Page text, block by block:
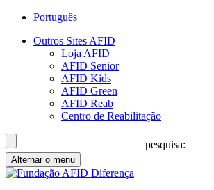
Português
Outros Sites AFID
Loja AFID
AFID Senior
AFID Kids
AFID Green
AFID Reab
Centro de Reabilitação
pesquisa:
Alternar o menu